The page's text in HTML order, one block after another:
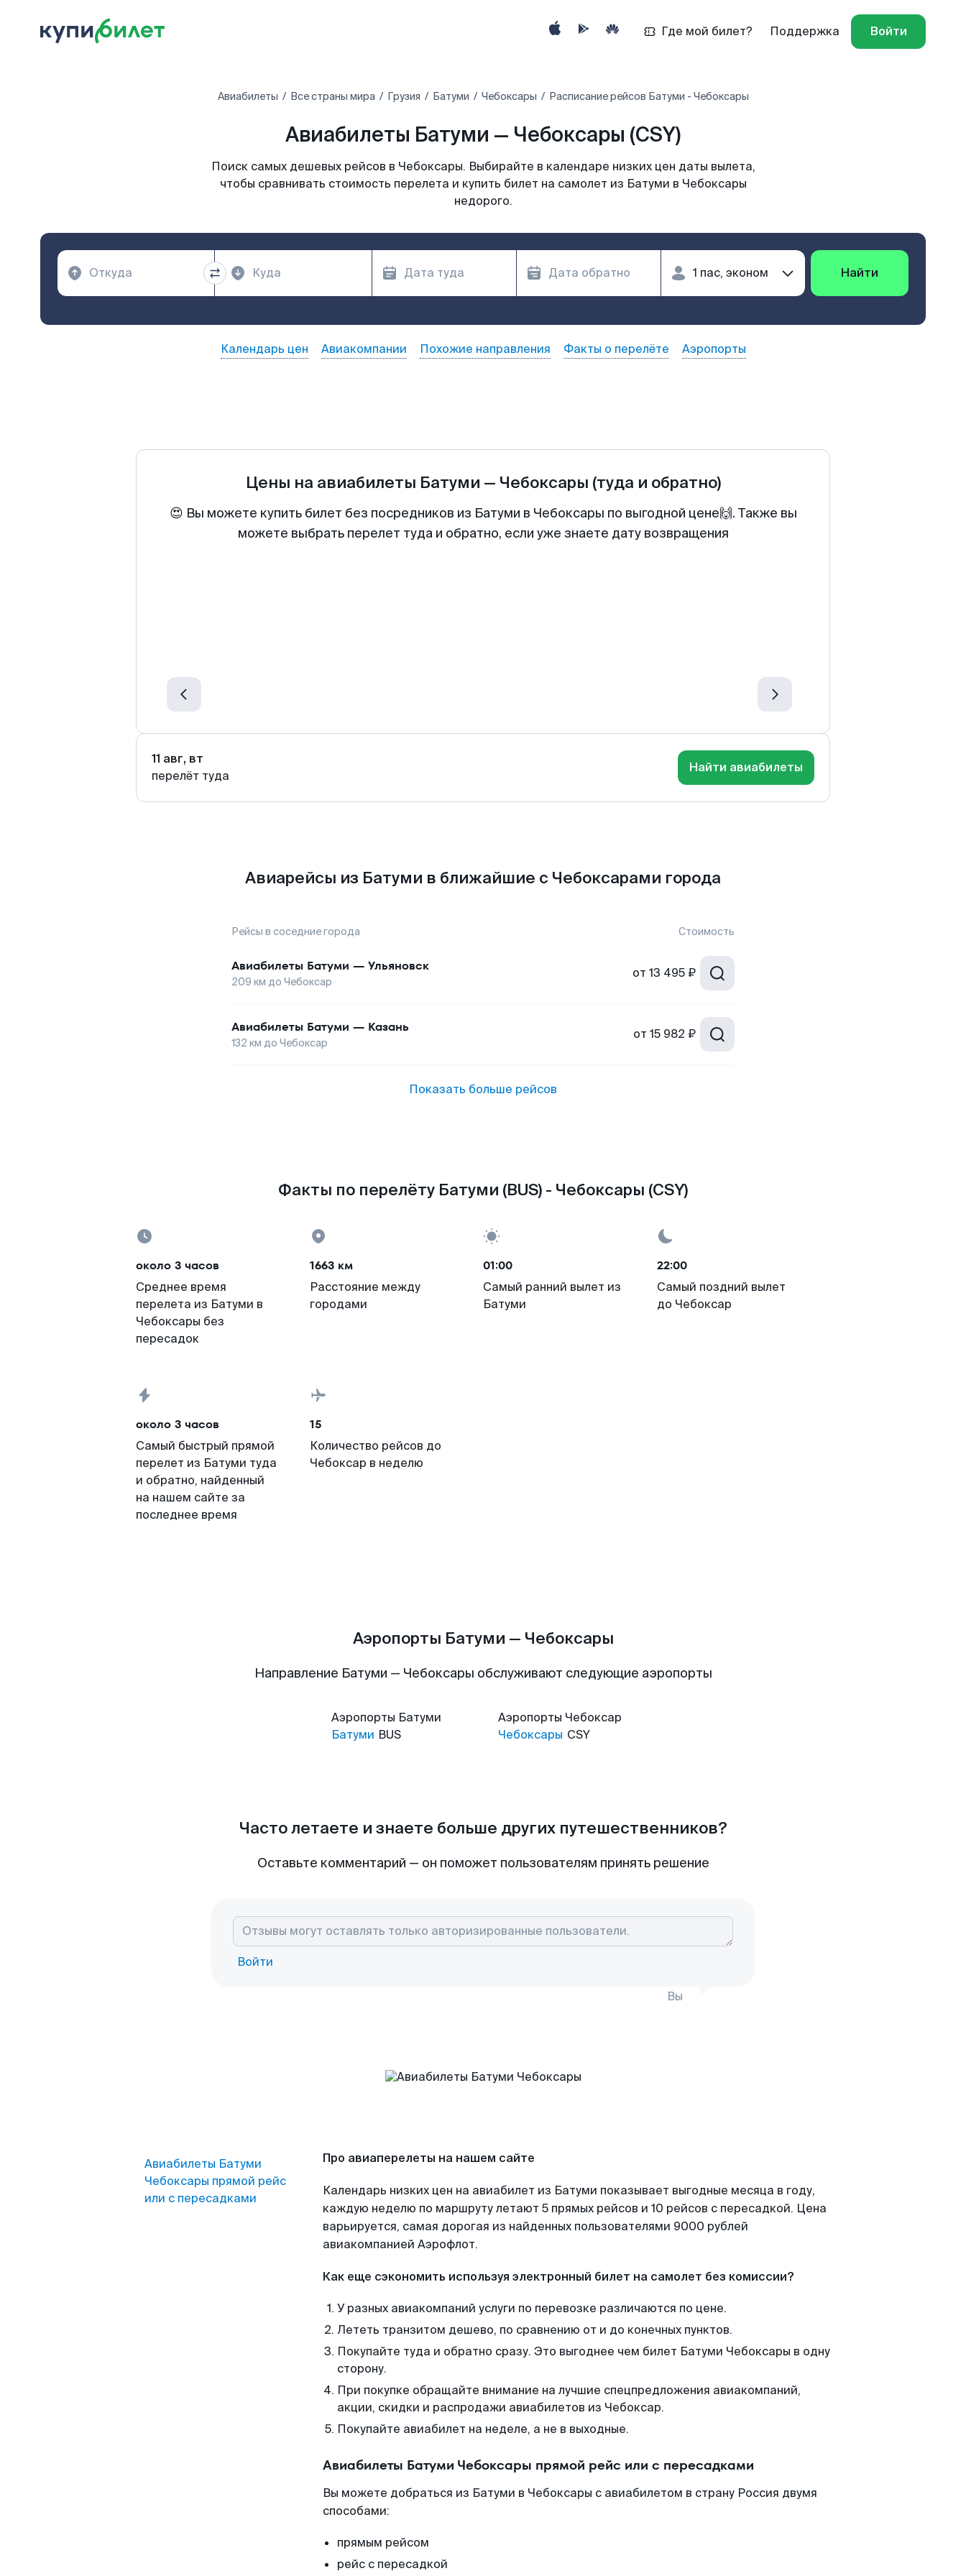
Где мой билет? Поддержка Войти
Авиабилеты Все страны мира Грузия Батуми Чебоксары Расписание рейсов Батуми - Чебоксары
Авиабилеты Батуми — Чебоксары (CSY)
Поиск самых дешевых рейсов в Чебоксары. Выбирайте в календаре низких цен даты вылета,
чтобы сравнивать стоимость перелета и купить билет на самолет из Батуми в Чебоксары
недорого.
Найти
Календарь цен Авиакомпании Похожие направления Факты о перелёте Аэропорты
Цены на авиабилеты Батуми — Чебоксары (туда и обратно)
😍 Вы можете купить билет без посредников из Батуми в Чебоксары по выгодной цене🙌. Также вы
можете выбрать перелет туда и обратно, если уже знаете дату возвращения
11 авг, вт
перелёт туда
Найти авиабилеты
Авиарейсы из Батуми в ближайшие с Чебоксарами города
Рейсы в соседние города Стоимость
Авиабилеты Батуми — Ульяновск
209 км до Чебоксар
от 13 495 ₽
Авиабилеты Батуми — Казань
132 км до Чебоксар
от 15 982 ₽
Показать больше рейсов
Факты по перелёту Батуми (BUS) - Чебоксары (CSY)
около 3 часов
Среднее время
перелета из Батуми в
Чебоксары без
пересадок
1663 км
Расстояние между
городами
01:00
Самый ранний вылет из
Батуми
22:00
Самый поздний вылет
до Чебоксар
около 3 часов
Самый быстрый прямой
перелет из Батуми туда
и обратно, найденный
на нашем сайте за
последнее время
15
Количество рейсов до
Чебоксар в неделю
Аэропорты Батуми — Чебоксары
Направление Батуми — Чебоксары обслуживают следующие аэропорты
Аэропорты Батуми
Батуми BUS
Аэропорты Чебоксар
Чебоксары CSY
Часто летаете и знаете больше других путешественников?
Оставьте комментарий — он поможет пользователям принять решение
Войти
Вы
Авиабилеты Батуми
Чебоксары прямой рейс
или с пересадками
Про авиаперелеты на нашем сайте
Календарь низких цен на авиабилет из Батуми показывает выгодные месяца в году,
каждую неделю по маршруту летают 5 прямых рейсов и 10 рейсов с пересадкой. Цена
варьируется, самая дорогая из найденных пользователями 9000 рублей
авиакомпанией Аэрофлот.
Как еще сэкономить используя электронный билет на самолет без комиссии?
У разных авиакомпаний услуги по перевозке различаются по цене.
Лететь транзитом дешево, по сравнению от и до конечных пунктов.
Покупайте туда и обратно сразу. Это выгоднее чем билет Батуми Чебоксары в одну
сторону.
При покупке обращайте внимание на лучшие спецпредложения авиакомпаний,
акции, скидки и распродажи авиабилетов из Чебоксар.
Покупайте авиабилет на неделе, а не в выходные.
Авиабилеты Батуми Чебоксары прямой рейс или с пересадками
Вы можете добраться из Батуми в Чебоксары с авиабилетом в страну Россия двумя
способами:
прямым рейсом
рейс с пересадкой